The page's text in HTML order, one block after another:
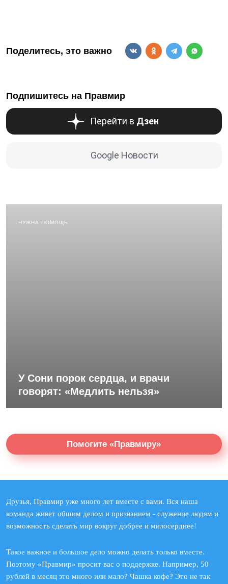
Поделитесь, это важно
Подпишитесь на Правмир
Перейти в Дзен
Google Новости
НУЖНА ПОМОЩЬ
У Сони порок сердца, и врачи
говорят: «Медлить нельзя»
Помогите «Правмиру»
Друзья, Правмир уже много лет вместе с вами. Вся наша
команда живет общим делом и призванием - служение людям и
возможность сделать мир вокруг добрее и милосерднее!
Такое важное и большое дело можно делать только вместе.
Поэтому «Правмир» просит вас о поддержке. Например, 50
рублей в месяц это много или мало? Чашка кофе? Это не так